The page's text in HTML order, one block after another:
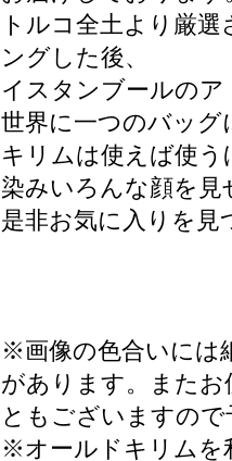
トルコ全土より厳
ングした後、
イスタンブールの
世界に一つのバッ
キリムは使えば使
染みいろんな顔を
是非お気に入りを
※画像の色合いには
があります。また
ともございますの
※オールドキリムを